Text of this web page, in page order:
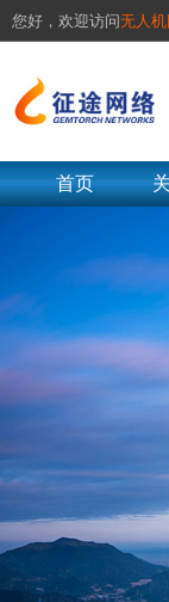
您好， 欢迎访问无人
首页